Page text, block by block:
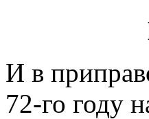
И в
72-го году